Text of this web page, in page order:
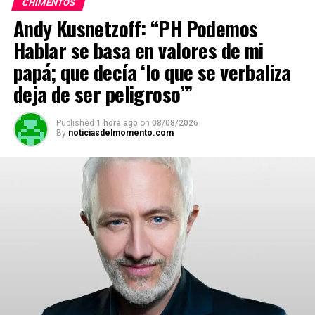
A
p
p
o
o
k
a
m
n
k
ar
tir
CHIMENTOS
Andy Kusnetzoff: “PH Podemos
Hablar se basa en valores de mi
papá; que decía ‘lo que se verbaliza
deja de ser peligroso’”
Published 1 hora ago on 08/08/2026
By noticiasdelmomento.com